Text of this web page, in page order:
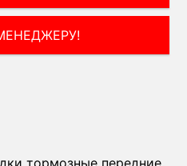
тормозные передние,